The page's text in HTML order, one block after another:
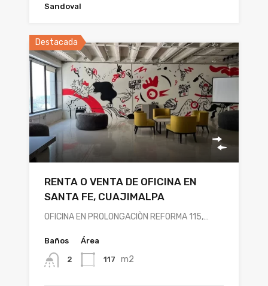
Sandoval
Destacada
RENTA O VENTA DE OFICINA EN
SANTA FE, CUAJIMALPA
OFICINA EN PROLONGACIÒN REFORMA 115,…
Baños
2
Área
117 m2